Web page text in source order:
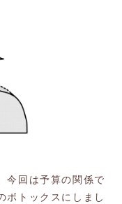
今回は予算の関係で
ボトックスにしまし